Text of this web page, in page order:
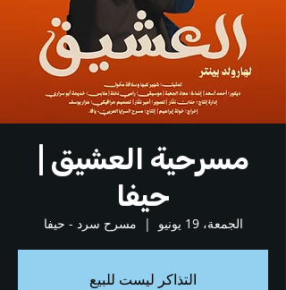
مسرحية العشيق |
حيفا
الجمعة، 19 يونيو
  |
مسرح سرد - حيفا
التذاكر ليست للبيع